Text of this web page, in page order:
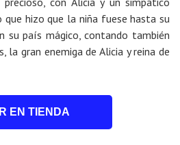
hizo que la niña fuese hasta su
su país mágico, contando también
la gran enemiga de Alicia y reina de
EN TIENDA